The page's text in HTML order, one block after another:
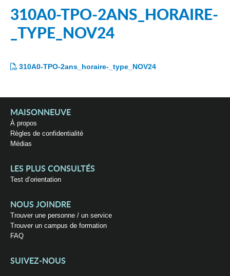
310A0-TPO-2ANS_HORAIRE-
_TYPE_NOV24
310A0-TPO-2ans_horaire-_type_NOV24
MAISONNEUVE
À propos
Règles de confidentialité
Médias
LES PLUS CONSULTÉS
Test d’orientation
NOUS JOINDRE
Trouver une personne / un service
Trouver un campus de formation
FAQ
SUIVEZ-NOUS